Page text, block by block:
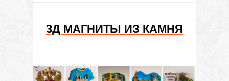
3Д МАГНИТЫ ИЗ КАМНЯ